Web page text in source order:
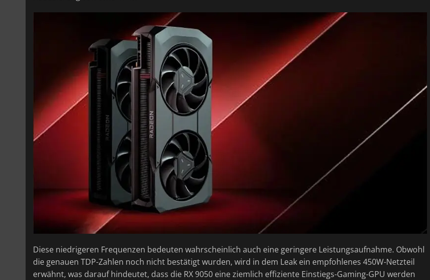
Diese niedrigeren Frequenzen bedeuten wahrscheinlich auch eine geringere Leistungsaufnahme. Obwohl
die genauen TDP-Zahlen noch nicht bestätigt wurden, wird in dem Leak ein empfohlenes 450W-Netzteil
erwähnt, was darauf hindeutet, dass die RX 9050 eine ziemlich effiziente Einstiegs-Gaming-GPU werden